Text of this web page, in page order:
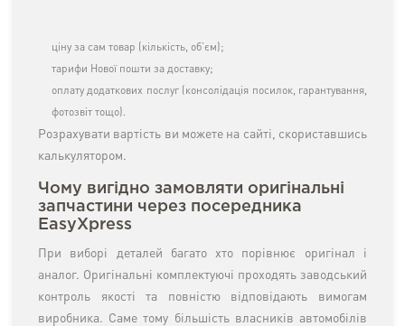
ціну за сам товар (кількість, об’єм);
тарифи Нової пошти за доставку;
оплату додаткових послуг (консолідація посилок, гарантування,
фотозвіт тощо).
Розрахувати вартість ви можете на сайті, скориставшись
калькулятором.
Чому вигідно замовляти оригінальні
запчастини через посередника
EasyXpress
При виборі деталей багато хто порівнює оригінал і
аналог. Оригінальні комплектуючі проходять заводський
контроль якості та повністю відповідають вимогам
виробника. Саме тому більшість власників автомобілів